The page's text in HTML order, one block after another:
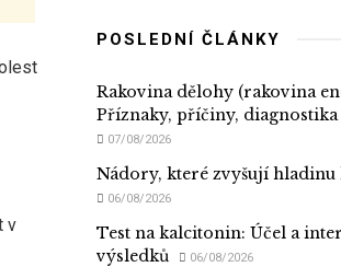
v
POSLEDNÍ ČLÁNKY
Rakovina dělohy (rakovina
Příznaky, příčiny, diagnostika
07/08/2026
Nádory, které zvyšují
06/08/2026
Test na kalcitonin: Účel a
výsledků
06/08/2026